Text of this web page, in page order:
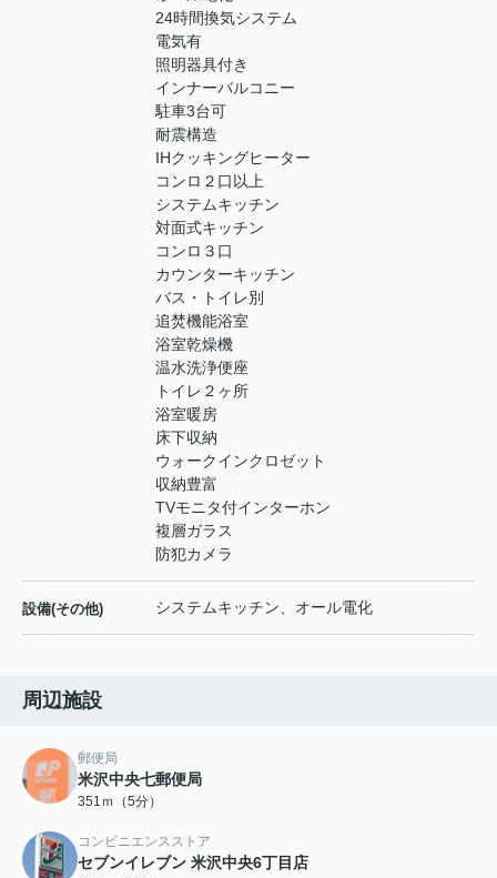
24時間換気システム
電気有
照明器具付き
インナーバルコニー
駐車3台可
耐震構造
IHクッキングヒーター
コンロ２口以上
システムキッチン
対面式キッチン
コンロ３口
カウンターキッチン
バス・トイレ別
追焚機能浴室
浴室乾燥機
温水洗浄便座
トイレ２ヶ所
浴室暖房
床下収納
ウォークインクロゼット
収納豊富
TVモニタ付インターホン
複層ガラス
防犯カメラ
設備(その他) システムキッチン、オール電化
周辺施設
郵便局
米沢中央七郵便局
351ｍ（5分）
コンビニエンスストア
セブンイレブン 米沢中央6丁目店